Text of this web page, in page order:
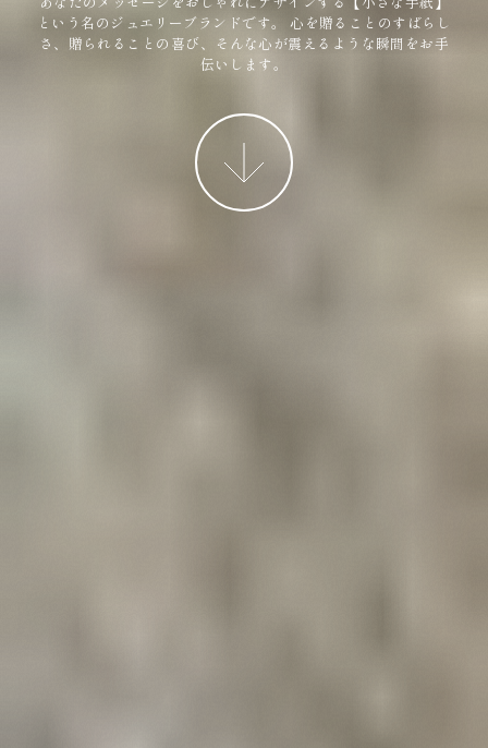
という名のジュエリーブランドです。
心を贈ることのすばらし
さ、贈られることの喜び、そんな心が震えるような瞬間をお手
伝いします。